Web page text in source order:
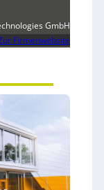
GmbH
Firmenwebsite